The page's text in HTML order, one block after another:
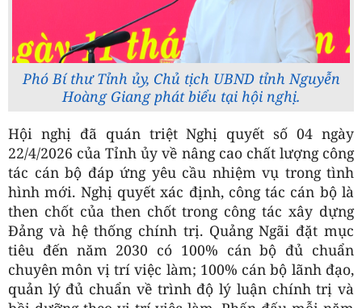
Phó Bí thư Tỉnh ủy, Chủ tịch UBND tỉnh Nguyễn
Hoàng Giang phát biểu tại hội nghị.
Hội nghị đã quán triệt Nghị quyết số 04 ngày
22/4/2026 của Tỉnh ủy về nâng cao chất lượng công
tác cán bộ đáp ứng yêu cầu nhiệm vụ trong tình
hình mới. Nghị quyết xác định, công tác cán bộ là
then chốt của then chốt trong công tác xây dựng
Đảng và hệ thống chính trị. Quảng Ngãi đặt mục
tiêu đến năm 2030 có 100% cán bộ đủ chuẩn
chuyên môn vị trí việc làm; 100% cán bộ lãnh đạo,
quản lý đủ chuẩn về trình độ lý luận chính trị và